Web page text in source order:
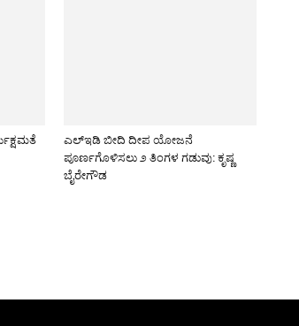
ಎಲ್‌ಇಡಿ ಬೀದಿ ದೀಪ ಯೋಜನೆ
ಪೂರ್ಣಗೊಳಿಸಲು ೨ ತಿಂಗಳ ಗಡುವು: ಕೃಷ್ಣ
ಬೈರೇಗೌಡ